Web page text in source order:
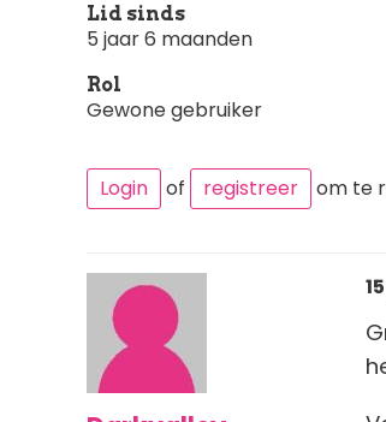
Lid sinds
5 jaar 6 maanden
Rol
Gewone gebruiker
Login of registreer om te